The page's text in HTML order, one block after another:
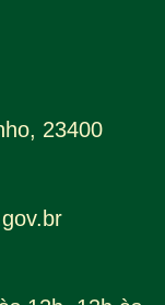
23400